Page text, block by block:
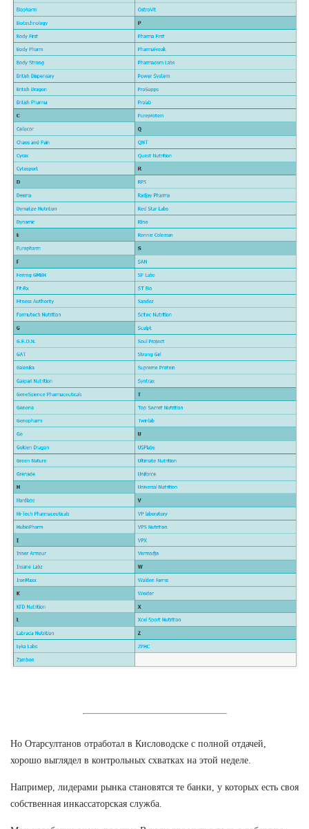
Но Отарсултанов отработал в Кисловодске с полной отдачей,
хорошо выглядел в контрольных схватках на этой неделе.
Например, лидерами рынка становятся те банки, у которых есть своя
собственная инкассаторская служба.